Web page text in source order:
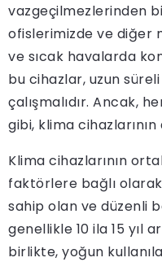
vazgeçilmezlerinden
ofislerimizde ve diğer
ve sıcak havalarda
bu cihazlar, uzun
çalışmalıdır. Ancak,
gibi, klima
Klima cihazlarının
faktörlere bağlı
sahip olan ve düzenli
genellikle 10 ila 15 yıl
birlikte, yoğun